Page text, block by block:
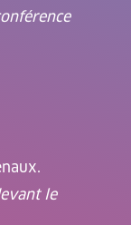
le